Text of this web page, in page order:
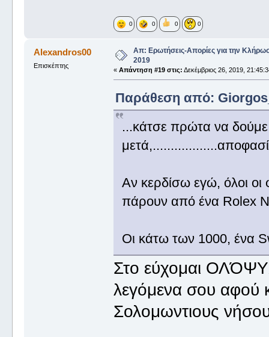
0 0 0 0
Alexandros00
Επισκέπτης
Απ: Ερωτήσεις-Απορίες για την
2019
«Απάντηση #19 στις: Δεκέμβριος 26, 2019,
Παράθεση από:
...κάτσε πρώτα να
Αν κερδίσω εγώ, όλοι
πάρουν από ένα Rolex
Οι κάτω των 1000, ένα
Στο εύχομαι
λεγόμενα σου αφού
Σολομωντιους